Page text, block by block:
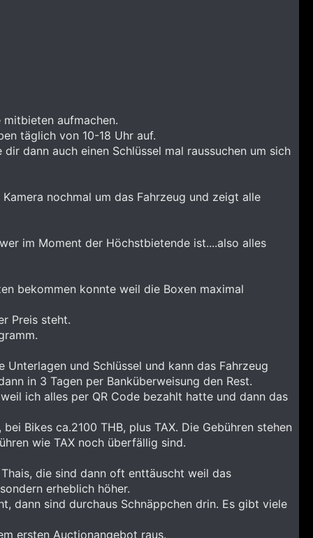
aufmachen.
täglich von 10-18 Uhr auf.
dann auch einen Schlüssel mal raussuchen um sich
nochmal um das Fahrzeug und zeigt alle
im Moment der Höchstbietende ist....also alles
bekommen konnte weil die Boxen maximal
Preis steht.
und Schlüssel und kann das Fahrzeug
in 3 Tagen per Banküberweisung den Rest.
ich alles per QR Code bezahlt hatte und dann das
Bikes ca.2100 THB, plus TAX. Die Gebühren stehen
wie TAX noch überfällig sind.
die sind dann oft enttäuscht weil das
erheblich höher.
dann sind durchaus Schnäppchen drin. Es gibt viele
ersten Auctionangebot raus.